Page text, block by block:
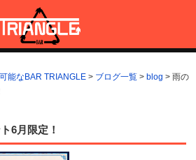
可能なBAR TRIANGLE
貸切BBQも可能なBAR TRIANGLE(バー・
能なBAR TRIANGLE > ブログ一覧 > blog > 雨の
6月限定！